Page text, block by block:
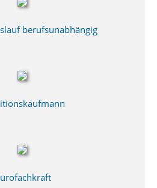
berufsunabhängig